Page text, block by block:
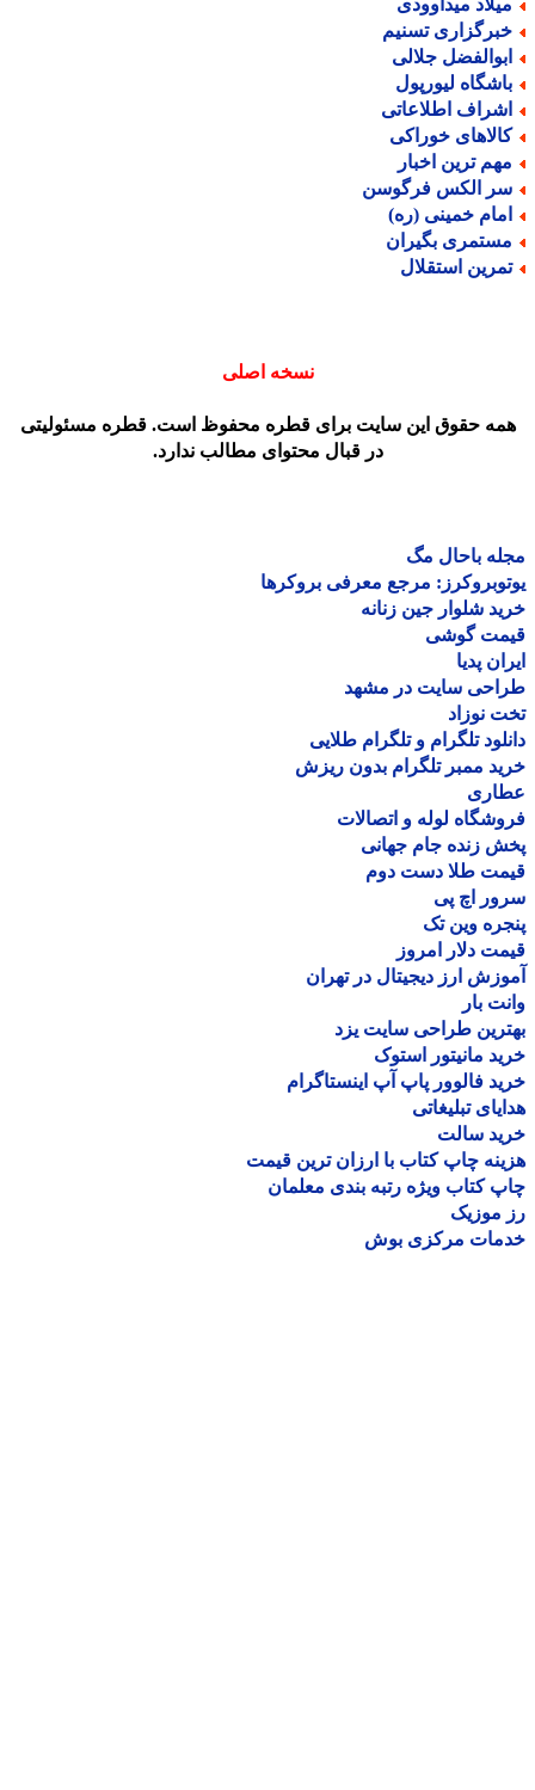
میداوودی
تسنیم
جلالی
لیورپول
اطلاعاتی
خوراکی
ترین اخبار
الکس فرگوسن
خمینی (ره)
بگیران
استقلال
نسخه اصلی
حقوق این سایت برای قطره محفوظ است. قطره مسئولیتی
در قبال محتوای مطالب ندارد.
باحال مگ
مرجع معرفی بروکرها
شلوار جین زنانه
گوشی
پدیا
سایت در مشهد
نوزاد
تلگرام و تلگرام طلایی
ممبر تلگرام بدون ریزش
لوله و اتصالات
زنده جام جهانی
طلا دست دوم
اچ پی
وین تک
دلار امروز
ارز دیجیتال در تهران
بار
طراحی سایت یزد
مانیتور استوک
فالوور پاپ آپ اینستاگرام
تبلیغاتی
سالت
چاپ کتاب با ارزان ترین قیمت
کتاب ویژه رتبه بندی معلمان
موزیک
مرکزی بوش